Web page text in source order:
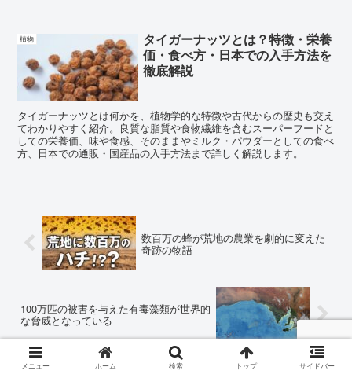
植物
タイガーナッツとは？特徴・栄養
価・食べ方・日本での入手方法を
徹底解説
タイガーナッツとは何かを、植物学的な特徴や古代からの歴史も交え
てわかりやすく紹介。良質な脂質や食物繊維を含むスーパーフードと
しての栄養価、味や食感、そのままやミルク・パウダーとしての食べ
方、日本での通販・国産品の入手方法まで詳しく解説します。
数百万の蜂が荒地の農業を劇的に変えた
奇跡の物語
100万匹の被害を与えた有毒藻類が世界的
な脅威となっている
メニュー ホーム 検索 トップ サイドバー